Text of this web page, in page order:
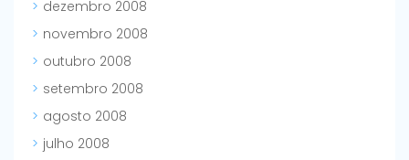
dezembro 2008
novembro 2008
outubro 2008
setembro 2008
agosto 2008
julho 2008